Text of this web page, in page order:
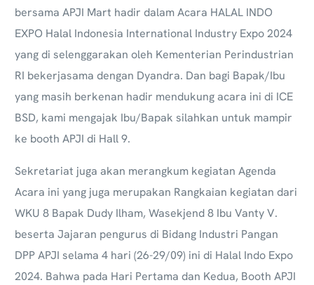
bersama APJI Mart hadir dalam Acara HALAL INDO
EXPO Halal Indonesia International Industry Expo 2024
yang di selenggarakan oleh Kementerian Perindustrian
RI bekerjasama dengan Dyandra. Dan bagi Bapak/Ibu
yang masih berkenan hadir mendukung acara ini di ICE
BSD, kami mengajak Ibu/Bapak silahkan untuk mampir
ke booth APJI di Hall 9.
Sekretariat juga akan merangkum kegiatan Agenda
Acara ini yang juga merupakan Rangkaian kegiatan dari
WKU 8 Bapak Dudy Ilham, Wasekjend 8 Ibu Vanty V.
beserta Jajaran pengurus di Bidang Industri Pangan
DPP APJI selama 4 hari (26-29/09) ini di Halal Indo Expo
2024. Bahwa pada Hari Pertama dan Kedua, Booth APJI